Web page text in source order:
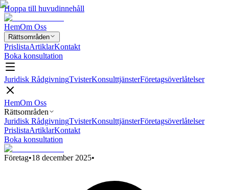
Hoppa till huvudinnehåll
HemOm Oss
Rättsområden
PrislistaArtiklarKontakt
Boka konsultation
Juridisk RådgivningTvisterKonsulttjänsterFöretagsöverlåtelser
HemOm Oss
Rättsområden
Juridisk RådgivningTvisterKonsulttjänsterFöretagsöverlåtelser
PrislistaArtiklarKontakt
Boka konsultation
Företag•18 december 2025•